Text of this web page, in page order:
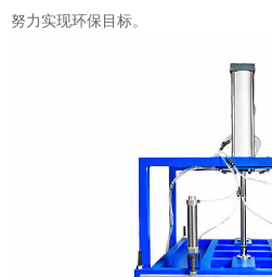
努力实现环保目标。